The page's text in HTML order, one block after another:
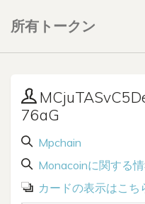
所有トークン
76aG
Mpchain
Monacoinに関する
カードの表示はこち